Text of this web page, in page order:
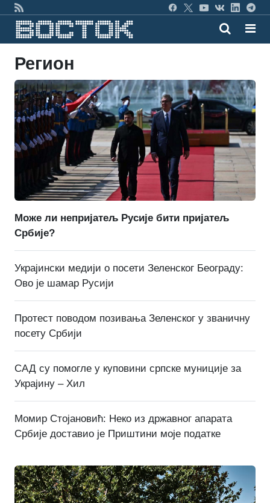
Регион
Може ли непријатељ Русије бити пријатељ
Србије?
Украјински медији о посети Зеленског Београду:
Ово је шамар Русији
Протест поводом позивања Зеленског у званичну
посету Србији
САД су помогле у куповини српске муниције за
Украјину – Хил
Момир Стојановић: Неко из државног апарата
Србије доставио је Приштини моје податке